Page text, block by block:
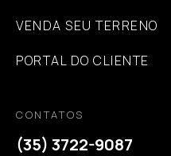
VENDA SEU TERRENO
PORTAL DO CLIENTE
CONTATOS
(35) 3722-9087